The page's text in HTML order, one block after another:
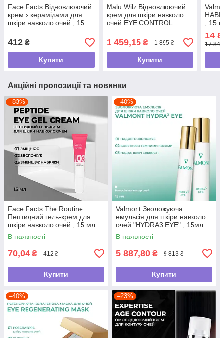
Face Facts Відновлюючий
крем з керамідами для
шкіри навколо очей , 15
412 ₴
Купити
Malu Wilz Відновлюючий
крем для шкіри навколо
очей EYE CONTROL
1 459,15₴ 1 895 ₴
Купити
, 15
14
17
Акційні пропозиції та новинки
–83%
Face Facts The Routine
Пептидний гель-крем для
шкіри навколо очей , 15 мл
В наявності
70,04 ₴ 412 ₴
Купити
–40%
Valmont Зволожуюча
емульсія для шкіри навколо
очей "HYDRA3 EYE" , 15мл
В наявності
5 887,80 ₴ 9 813 ₴
Купити
–40% –23%